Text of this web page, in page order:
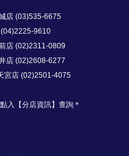
店 (03)535-6675
9610
店 (02)2311-0809
店 (02)2608-6277
宮店 (02)2501-4075
入【分店資訊】查詢＊